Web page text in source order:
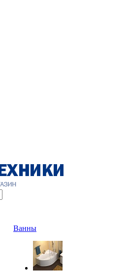
Ванны